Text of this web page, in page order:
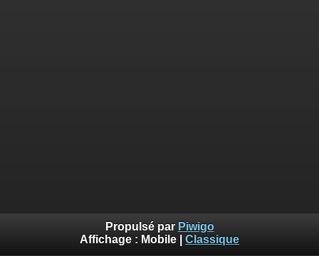
Propulsé par Piwigo
Affichage : Mobile Classique